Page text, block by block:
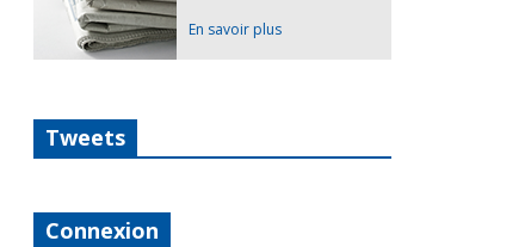
En savoir plus
Tweets
Connexion